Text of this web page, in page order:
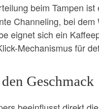
beim Tampen
Channeling, bei
eignet sich ein
Mechanismus für
Geschmack